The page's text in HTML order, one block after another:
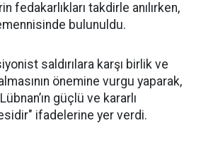
fedakarlıkları takdirle anılırken,
bulunuldu.
saldırılara karşı birlik ve
önemine vurgu yaparak,
güçlü ve kararlı
ifadelerine yer verdi.